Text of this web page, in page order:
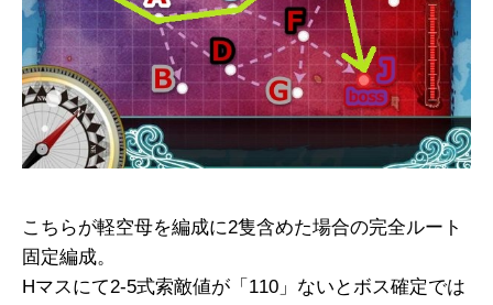
こちらが軽空母を編成に2隻含めた場合の完全ルート
固定編成。
Hマスにて2-5式索敵値が「110」ないとボス確定では